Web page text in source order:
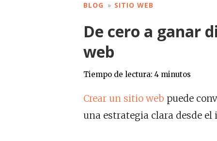
BLOG SITIO WEB
De cero a ganar
web
Tiempo de lectura: 4 minutos
Crear un sitio web puede
una estrategia clara desde el